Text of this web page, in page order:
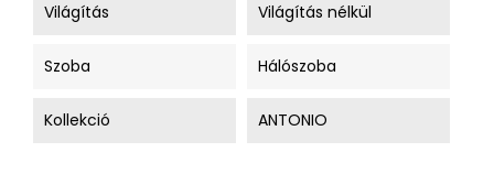
Világítás Világítás nélkül
Szoba Hálószoba
Kollekció ANTONIO